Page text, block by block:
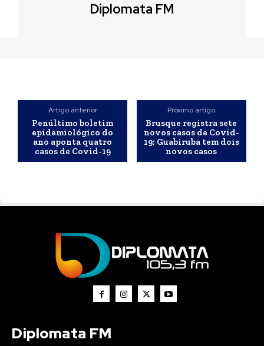
Diplomata FM
Artigo anterior
Penúltimo boletim
epidemiológico do
ano aponta quatro
casos de Covid-19
Próximo artigo
Brusque registra sete
novos casos de Covid-
19; Guabiruba tem dois
novos casos
Diplomata FM